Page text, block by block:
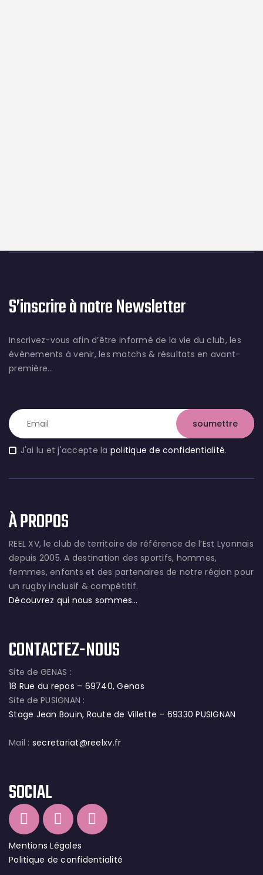
S’inscrire à notre Newsletter
Inscrivez-vous afin d’être informé de la vie du club, les
évènements à venir, les matchs & résultats en avant-
première…
J'ai lu et j'accepte la politique de confidentialité.
À PROPOS
REEL XV, le club de territoire de référence de l’Est Lyonnais
depuis 2005. A destination des sportifs, hommes,
femmes, enfants et des partenaires de notre région pour
un rugby inclusif & compétitif.
Découvrez qui nous sommes…
CONTACTEZ-NOUS
Site de GENAS :
18 Rue du repos – 69740, Genas
Site de PUSIGNAN :
Stage Jean Bouin, Route de Villette – 69330 PUSIGNAN
Mail : secretariat@reelxv.fr
SOCIAL
Mentions Légales
Politique de confidentialité